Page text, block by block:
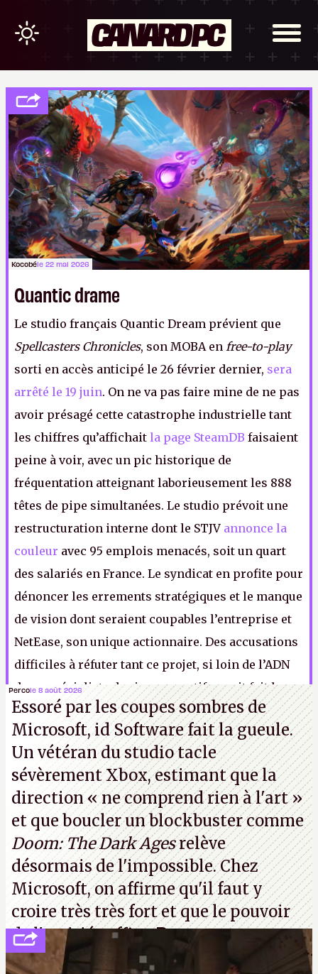
Kocobéle 22 mai 2026
Quantic drame
Le studio français Quantic Dream prévient que
Spellcasters Chronicles, son MOBA en free-to-play
sorti en accès anticipé le 26 février dernier, sera
arrêté le 19 juin. On ne va pas faire mine de ne pas
avoir présagé cette catastrophe industrielle tant
les chiffres qu’affichait la page SteamDB faisaient
peine à voir, avec un pic historique de
fréquentation atteignant laborieusement les 888
têtes de pipe simultanées. Le studio prévoit une
restructuration interne dont le STJV annonce la
couleur avec 95 emplois menacés, soit un quart
des salariés en France. Le syndicat en profite pour
dénoncer les errements stratégiques et le manque
de vision dont seraient coupables l’entreprise et
NetEase, son unique actionnaire. Des accusations
difficiles à réfuter tant ce projet, si loin de l’ADN
de ce spécialiste des jeux narratifs, avait fait lever
de nombreux sourcils au moment de son annonce.
K.
Percole 8 août 2026
Essoré par les coupes sombres de
Microsoft, id Software fait la gueule.
Un vétéran du studiotacle
sévèrement Xbox, estimant que la
direction« ne comprend rien à l'art »
et que boucler un blockbuster comme
Doom: The Dark Agesrelève
désormais de l'impossible. Chez
Microsoft, on affirme qu'il faut y
croire très très fort et que le pouvoir
de l'amitié suffira.P.